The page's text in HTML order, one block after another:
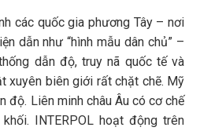
các quốc gia phương Tây – nơi
dẫn như “hình mẫu dân chủ” –
dẫn độ, truy nã quốc tế và
xuyên biên giới rất chặt chẽ. Mỹ
độ. Liên minh châu Âu có cơ chế
INTERPOL hoạt động trên